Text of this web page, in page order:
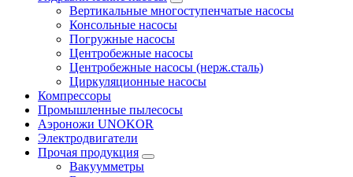
Вертикальные многоступенчатые насосы
Консольные насосы
Погружные насосы
Центробежные насосы
Центробежные насосы (нерж.сталь)
Циркуляционные насосы
Компрессоры
Промышленные пылесосы
Аэроножи UNOKOR
Электродвигатели
Прочая продукция
Вакуумметры